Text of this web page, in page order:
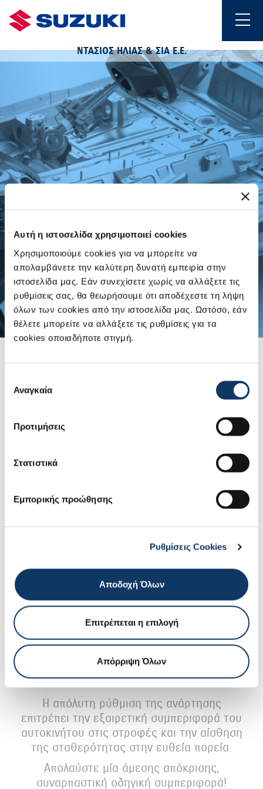
Αυτή η ιστοσελίδα χρησιμοποιεί cookies
Χρησιμοποιούμε cookies για να μπορείτε να
απολαμβάνετε την καλύτερη δυνατή εμπειρία στην
ιστοσελίδα μας. Εάν συνεχίσετε χωρίς να αλλάξετε τις
ρυθμίσεις σας, θα θεωρήσουμε ότι αποδέχεστε τη λήψη
όλων των cookies από την ιστοσελίδα μας. Ωστόσο, εάν
θέλετε μπορείτε να αλλάξετε τις ρυθμίσεις για τα
cookies οποιαδήποτε στιγμή.
συγκατάθεσης
Αναγκαία
Προτιμήσεις
Στατιστικά
Εμπορικής προώθησης
Ρυθμίσεις Cookies
Αποδοχή Όλων
Επιτρέπεται η επιλογή
Απόρριψη Όλων
ΝΤΑΣΙΟΣ ΗΛΙΑΣ & ΣΙΑ Ε.Ε.
Πλατφόρμα Νέας Γενιάς Heartect
Η πλατφόρμα νέας γενιάς αναβαθμίζει
αυτοκινήτου, όπως την οδήγηση σε
σταθερή πορεία, την οδική συμπεριφορά
σε στροφές, και την πέδηση.
O εξαιρετικός σχεδιασμός του πλαισίου,
με ομαλές και συνεχείς καμπύλες,
βελτιώνει την απορρόφηση ενέργειας
κατά την πρόσκρουση και αυξάνει την
ακαμψία εξασφαλίζοντας ταυτόχρονα
ένα ελαφρύ αμάξωμα, εξαλείφοντας
οτιδήποτε περιττό.
Η απόλυτη ρύθμιση της ανάρτησης
επιτρέπει την εξαιρετική συμπεριφορά του
αυτοκινήτου στις στροφές και την αίσθηση
της σταθερότητας στην ευθεία πορεία.
Απολαύστε μία άμεσης απόκρισης,
συναρπαστική οδηγική συμπεριφορά!